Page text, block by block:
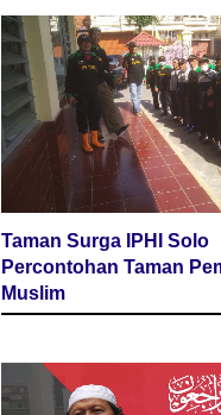
Taman Surga IPHI Solo
Percontohan Taman
Muslim